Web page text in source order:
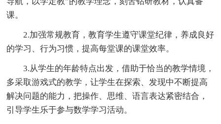
课。
2.加强常规教育，教育学生遵守课堂纪律，养成良好
的学习、行为习惯，提高每堂课的课堂效率。
3.从学生的年龄特点出发，借助于恰当的教学情境，
多采取游戏式的教学，让学生在探索、发现中不断提高
解决问题的能力，把操作、思维、语言表达紧密结合，
引导学生乐于参与数学学习活动。